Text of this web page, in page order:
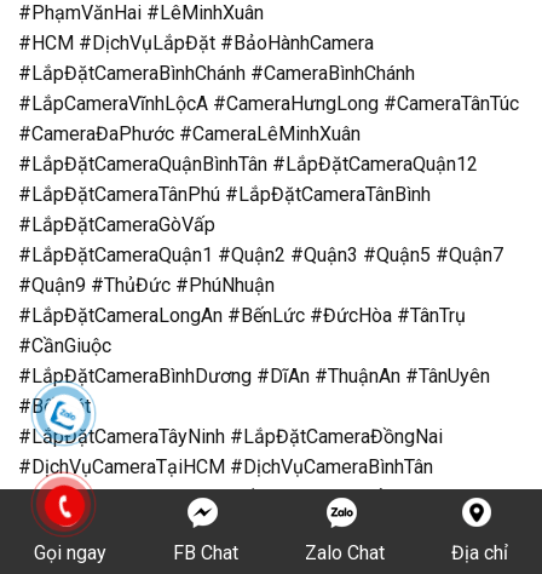
#PhạmVănHai #LêMinhXuân
#HCM #DịchVụLắpĐặt #BảoHànhCamera
#LắpĐặtCameraBìnhChánh #CameraBìnhChánh
#LắpCameraVĩnhLộcA #CameraHưngLong #CameraTânTúc
#CameraĐaPhước #CameraLêMinhXuân
#LắpĐặtCameraQuậnBìnhTân #LắpĐặtCameraQuận12
#LắpĐặtCameraTânPhú #LắpĐặtCameraTânBình
#LắpĐặtCameraGòVấp
#LắpĐặtCameraQuận1 #Quận2 #Quận3 #Quận5 #Quận7
#Quận9 #ThủĐức #PhúNhuận
#LắpĐặtCameraLongAn #BếnLức #ĐứcHòa #TânTrụ
#CầnGiuộc
#LắpĐặtCameraBìnhDương #DĩAn #ThuậnAn #TânUyên
#BếnCát
#LắpĐặtCameraTâyNinh #LắpĐặtCameraĐồngNai
#DịchVụCameraTạiHCM #DịchVụCameraBìnhTân
#DịchVụCameraTânPhú #LắpĐặtCameraCửaHàng
#CameraNhàPhố
#LắpĐặtCameraNLMT #ĐiệnNăngLượngMặtTrời
Gọi ngay FB Chat Zalo Chat Địa chỉ